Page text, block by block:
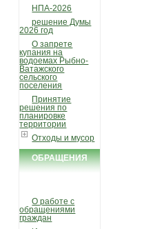
НПА-2026
решение Думы
2026 год
О запрете
купания на
водоемах Рыбно-
Ватажского
сельского
поселения
Принятие
решения по
планировке
территории
Отходы и мусор
ОБРАЩЕНИЯ
О работе с
обращениями
граждан